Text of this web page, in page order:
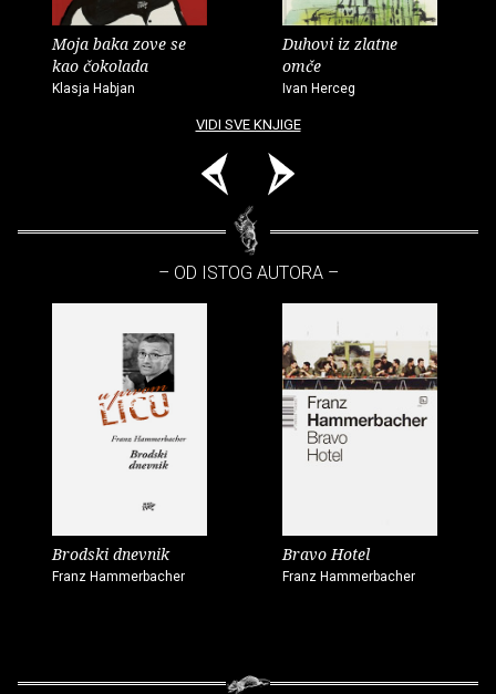
Moja baka zove se
kao čokolada
Klasja Habjan
Duhovi iz zlatne
omče
Ivan Herceg
VIDI SVE KNJIGE
– OD ISTOG AUTORA –
Brodski dnevnik
Franz Hammerbacher
Bravo Hotel
Franz Hammerbacher